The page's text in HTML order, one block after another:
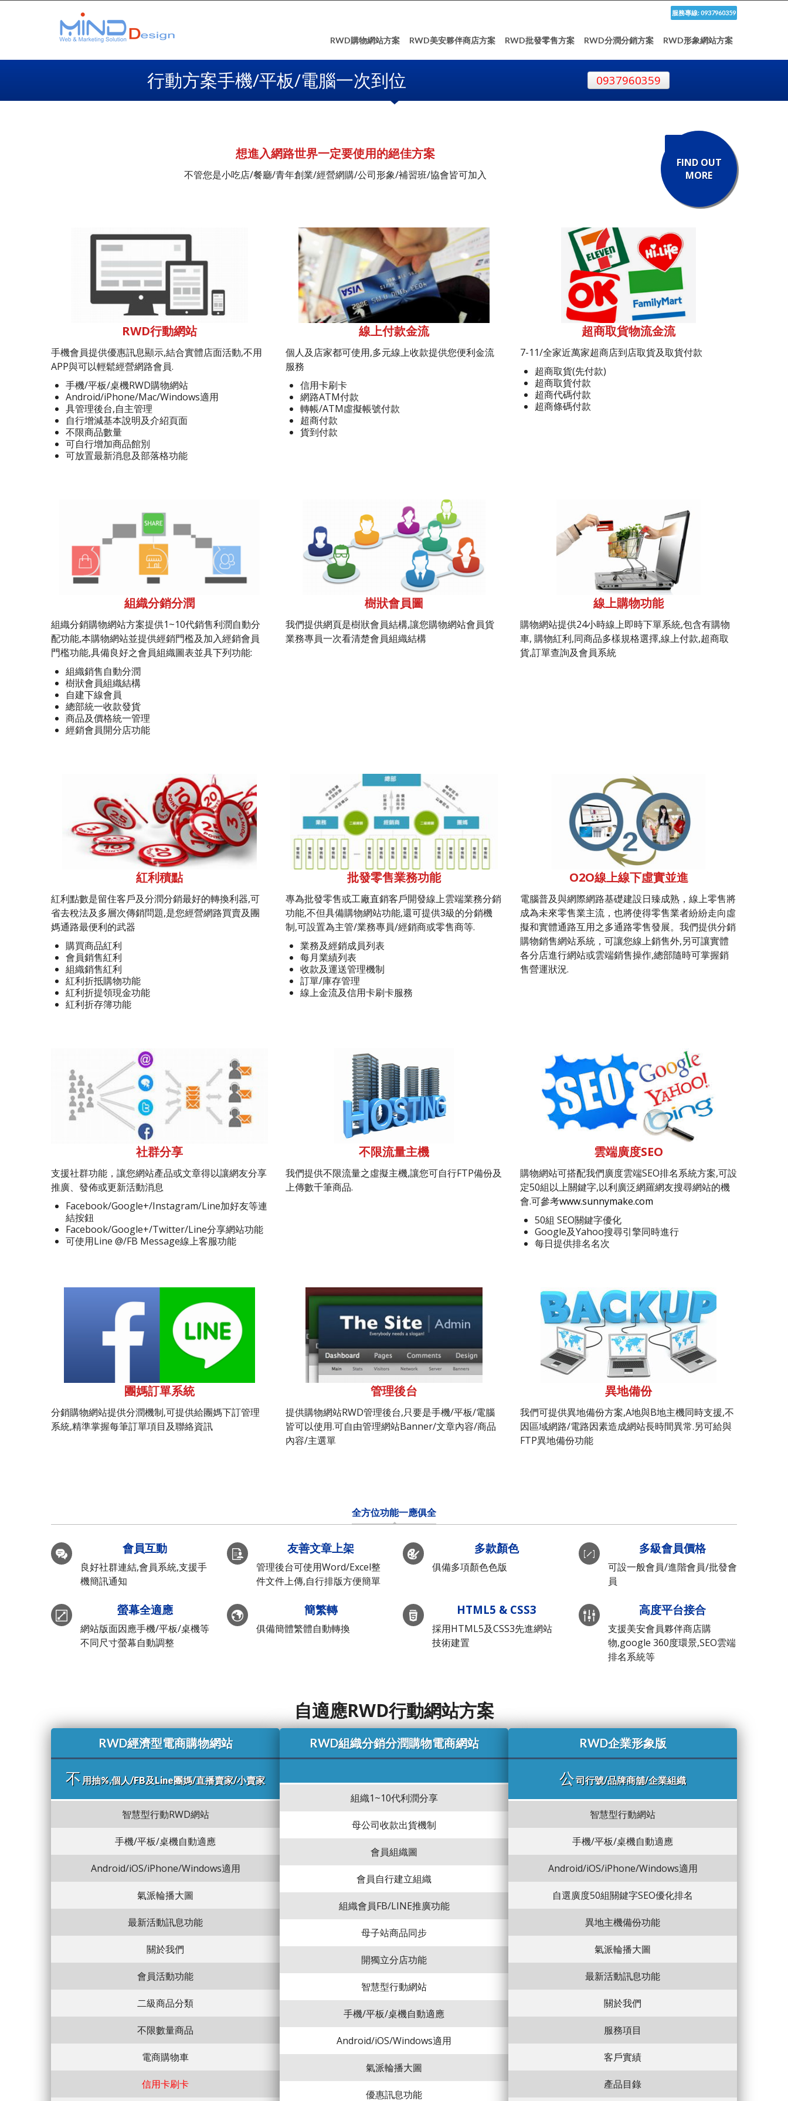
服務專線: 0937960359
RWD購物網站方案 RWD美安夥伴商店方案 RWD批發零售方案 RWD分潤分銷方案 RWD形象網站方案
行動方案手機/平板/電腦一次到位 0937960359
想進入網路世界一定要使用的絕佳方案
不管您是小吃店/餐廳/青年創業/經營網購/公司形象/補習班/協會皆可加入
FIND OUT
MORE
RWD行動網站
手機會員提供優惠訊息顯示,結合實體店面活動,不用
APP與可以輕鬆經營網路會員.
手機/平板/桌機RWD購物網站
Android/iPhone/Mac/Windows適用
具管理後台,自主管理
自行增減基本說明及介紹頁面
不限商品數量
可自行增加商品館別
可放置最新消息及部落格功能
線上付款金流
個人及店家都可使用,多元線上收款提供您便利金流
服務
信用卡刷卡
網路ATM付款
轉帳/ATM虛擬帳號付款
超商付款
貨到付款
超商取貨物流金流
7-11/全家近萬家超商店到店取貨及取貨付款
超商取貨(先付款)
超商取貨付款
超商代碼付款
超商條碼付款
組織分銷分潤
組織分銷購物網站方案提供1~10代銷售利潤自動分
配功能,本購物網站並提供經銷門檻及加入經銷會員
門檻功能,具備良好之會員組織圖表並具下列功能:
組織銷售自動分潤
樹狀會員組織結構
自建下線會員
總部統一收款發貨
商品及價格統一管理
經銷會員開分店功能
樹狀會員圖
我們提供網頁是樹狀會員結構,讓您購物網站會員貨
業務專員一次看清楚會員組織結構
線上購物功能
購物網站提供24小時線上即時下單系統,包含有購物
車, 購物紅利,同商品多樣規格選擇,線上付款,超商取
貨,訂單查詢及會員系統
紅利積點
紅利點數是留住客戶及分潤分銷最好的轉換利器,可
省去稅法及多層次傳銷問題,是您經營網路買賣及團
媽通路最便利的武器
購買商品紅利
會員銷售紅利
組織銷售紅利
紅利折抵購物功能
紅利折提領現金功能
紅利折存簿功能
批發零售業務功能
專為批發零售或工廠直銷客戶開發線上雲端業務分銷
功能,不但具備購物網站功能,還可提供3級的分銷機
制,可設置為主管/業務專員/經銷商或零售商等.
業務及經銷成員列表
每月業績列表
收款及運送管理機制
訂單/庫存管理
線上金流及信用卡刷卡服務
O2O線上線下虛實並進
電腦普及與網際網路基礎建設日臻成熟，線上零售將
成為未來零售業主流，也將使得零售業者紛紛走向虛
擬和實體通路互用之多通路零售發展。我們提供分銷
購物銷售網站系統，可讓您線上銷售外,另可讓實體
各分店進行網站或雲端銷售操作,總部隨時可掌握銷
售營運狀況.
社群分享
支援社群功能，讓您網站產品或文章得以讓網友分享
推廣、發佈或更新活動消息
Facebook/Google+/Instagram/Line加好友等連
結按鈕
Facebook/Google+/Twitter/Line分享網站功能
可使用Line @/FB Message線上客服功能
不限流量主機
我們提供不限流量之虛擬主機,讓您可自行FTP備份及
上傳數千筆商品.
雲端廣度SEO
購物網站可搭配我們廣度雲端SEO排名系統方案,可設
定50組以上關鍵字,以利廣泛網羅網友搜尋網站的機
會.可參考www.sunnymake.com
50組 SEO關鍵字優化
Google及Yahoo搜尋引擎同時進行
每日提供排名名次
團媽訂單系統
分銷購物網站提供分潤機制,可提供給團媽下訂管理
系統,精準掌握每筆訂單項目及聯絡資訊
管理後台
提供購物網站RWD管理後台,只要是手機/平板/電腦
皆可以使用.可自由管理網站Banner/文章內容/商品
內容/主選單
異地備份
我們可提供異地備份方案,A地與B地主機同時支援,不
因區域網路/電路因素造成網站長時間異常.另可給與
FTP異地備份功能
全方位功能一應俱全
會員互動
良好社群連結,會員系統,支援手
機簡訊通知
螢幕全適應
網站版面因應手機/平板/桌機等
不同尺寸螢幕自動調整
友善文章上架
管理後台可使用Word/Excel整
件文件上傳,自行排版方便簡單
簡繁轉
俱備簡體繁體自動轉換
多款顏色
俱備多項顏色色版
HTML5 & CSS3
採用HTML5及CSS3先進網站
技術建置
多級會員價格
可設一般會員/進階會員/批發會
員
高度平台接合
支援美安會員夥伴商店購
物,google 360度環景,SEO雲端
排名系統等
自適應RWD行動網站方案
RWD經濟型電商購物網站
不 用抽%,個人/FB及Line團媽/直播賣家/小賣家
智慧型行動RWD網站
手機/平板/桌機自動適應
Android/iOS/iPhone/Windows適用
氣派輪播大圖
最新活動訊息功能
關於我們
會員活動功能
二級商品分類
不限數量商品
電商購物車
信用卡刷卡
RWD組織分銷分潤購物電商網站
組織1~10代利潤分享
母公司收款出貨機制
會員組織圖
會員自行建立組織
組織會員FB/LINE推廣功能
母子站商品同步
開獨立分店功能
智慧型行動網站
手機/平板/桌機自動適應
Android/iOS/Windows適用
氣派輪播大圖
優惠訊息功能
RWD企業形象版
公司行號/品牌商舖/企業組織
智慧型行動網站
手機/平板/桌機自動適應
Android/iOS/iPhone/Windows適用
自選廣度50組關鍵字SEO優化排名
異地主機備份功能
氣派輪播大圖
最新活動訊息功能
關於我們
服務項目
客戶實績
產品目錄